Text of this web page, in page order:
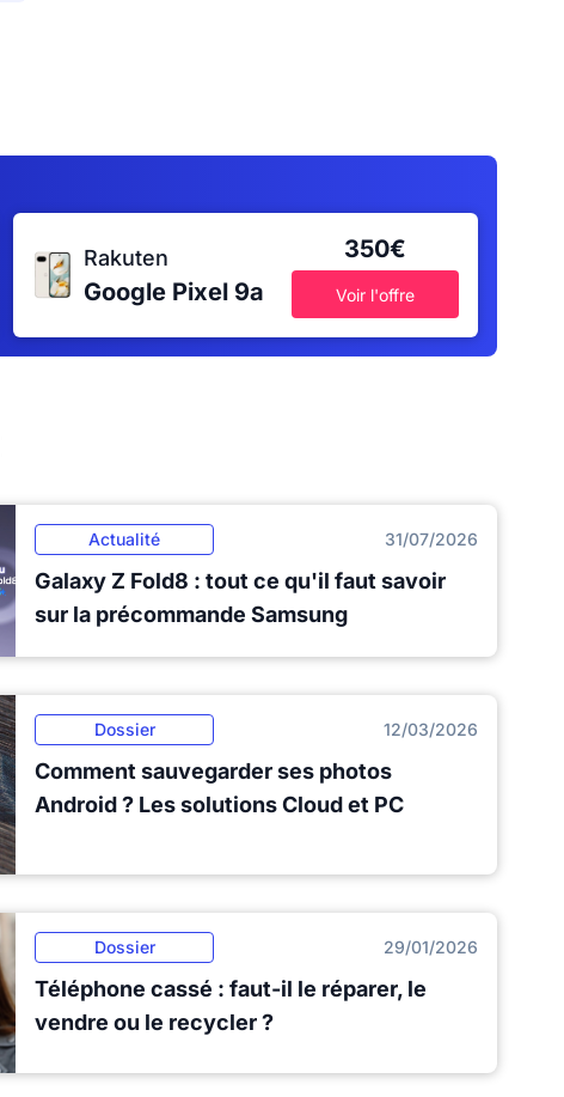
Rakuten
Google Pixel 9a
350€
Voir l'offre
Actualité 31/07/2026
Galaxy Z Fold8 : tout ce qu'il faut savoir
sur la précommande Samsung
Dossier 12/03/2026
Comment sauvegarder ses photos
Android ? Les solutions Cloud et PC
Dossier 29/01/2026
Téléphone cassé : faut-il le réparer, le
vendre ou le recycler ?